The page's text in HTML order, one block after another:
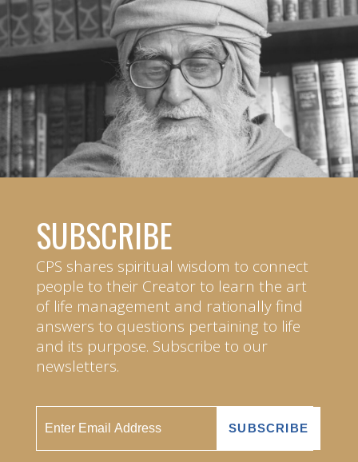
SUBSCRIBE
CPS shares spiritual wisdom to connect
people to their Creator to learn the art
of life management and rationally find
answers to questions pertaining to life
and its purpose. Subscribe to our
newsletters.